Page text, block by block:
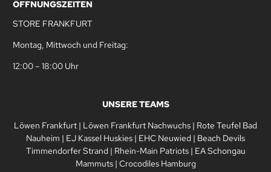
ÖFFNUNGSZEITEN
STORE FRANKFURT
Montag, Mittwoch und Freitag:
12:00 – 18:00 Uhr
UNSERE TEAMS
Löwen Frankfurt | Löwen Frankfurt Nachwuchs | Rote Teufel Bad
Nauheim | EJ Kassel Huskies | EHC Neuwied | Beach Devils
Timmendorfer Strand | Rhein-Main Patriots| EA Schongau
Mammuts| Crocodiles Hamburg